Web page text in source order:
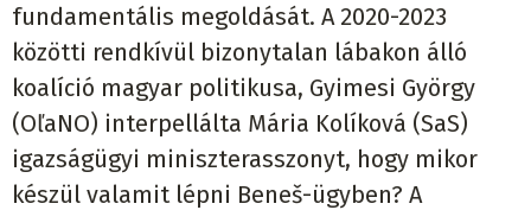
fundamentális megoldását. A 2020-2023
közötti rendkívül bizonytalan lábakon álló
koalíció magyar politikusa, Gyimesi György
(OľaNO) interpellálta Mária Kolíková (SaS)
igazságügyi miniszterasszonyt, hogy mikor
készül valamit lépni Beneš-ügyben? A